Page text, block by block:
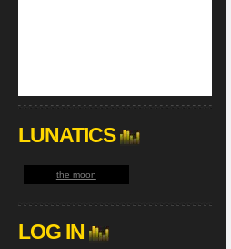
LUNATICS
the moon
LOG IN